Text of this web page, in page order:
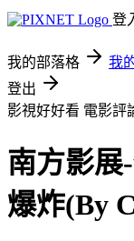
登
我的部落格 我
登出
影視好好看 電影評
南方影展
爆炸(By